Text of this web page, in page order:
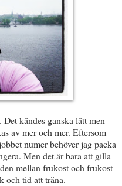
kändes ganska lätt men
av mer och mer. Eftersom
numer behöver jag packa
Men det är bara att gilla
mellan frukost och frukost
och tid att träna.